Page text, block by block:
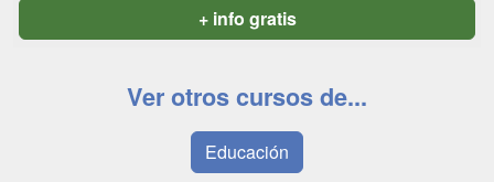
+ info gratis
Ver otros cursos de...
Educación